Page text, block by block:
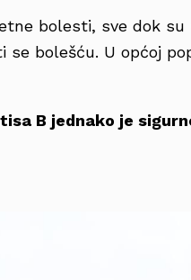
bolesti, sve dok su
bolešću. U općoj
B jednako je